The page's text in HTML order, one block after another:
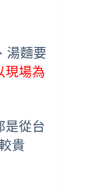
湯麵要
現場為
是從台
貴